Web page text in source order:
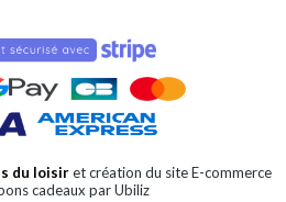
du loisiret création du site E-commerce
cadeaux par Ubiliz